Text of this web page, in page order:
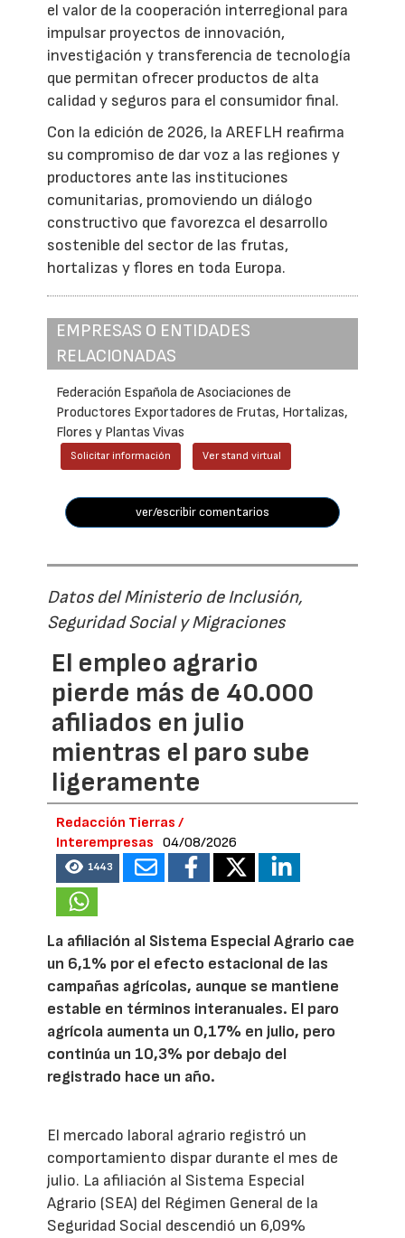
el valor de la cooperación interregional para
impulsar proyectos de innovación,
investigación y transferencia de tecnología
que permitan ofrecer productos de alta
calidad y seguros para el consumidor final.
Con la edición de 2026, la AREFLH reafirma
su compromiso de dar voz a las regiones y
productores ante las instituciones
comunitarias, promoviendo un diálogo
constructivo que favorezca el desarrollo
sostenible del sector de las frutas,
hortalizas y flores en toda Europa.
EMPRESAS O ENTIDADES
RELACIONADAS
Federación Española de Asociaciones de
Productores Exportadores de Frutas, Hortalizas,
Flores y Plantas Vivas
Solicitar información Ver stand virtual
ver/escribir comentarios
Datos del Ministerio de Inclusión,
Seguridad Social y Migraciones
El empleo agrario
pierde más de 40.000
afiliados en julio
mientras el paro sube
ligeramente
Redacción Tierras /
Interempresas
04/08/2026
1443
La afiliación al Sistema Especial Agrario cae
un 6,1% por el efecto estacional de las
campañas agrícolas, aunque se mantiene
estable en términos interanuales. El paro
agrícola aumenta un 0,17% en julio, pero
continúa un 10,3% por debajo del
registrado hace un año.
El mercado laboral agrario registró un
comportamiento dispar durante el mes de
julio. La afiliación al Sistema Especial
Agrario (SEA) del Régimen General de la
Seguridad Social descendió un 6,09%